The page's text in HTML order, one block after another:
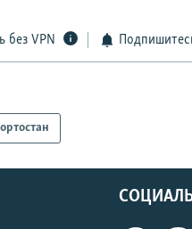
без VPN